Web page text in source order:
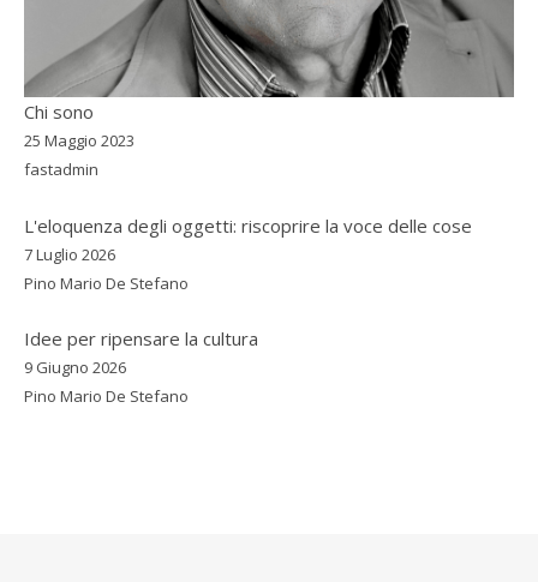
Chi sono
25 Maggio 2023
fastadmin
L'eloquenza degli oggetti: riscoprire la voce delle cose
7 Luglio 2026
Pino Mario De Stefano
Idee per ripensare la cultura
9 Giugno 2026
Pino Mario De Stefano